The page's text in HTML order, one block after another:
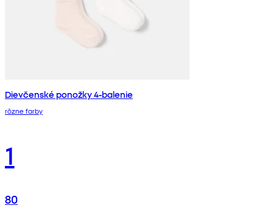
Dievčenské ponožky 4-balenie
rôzne farby
1
80